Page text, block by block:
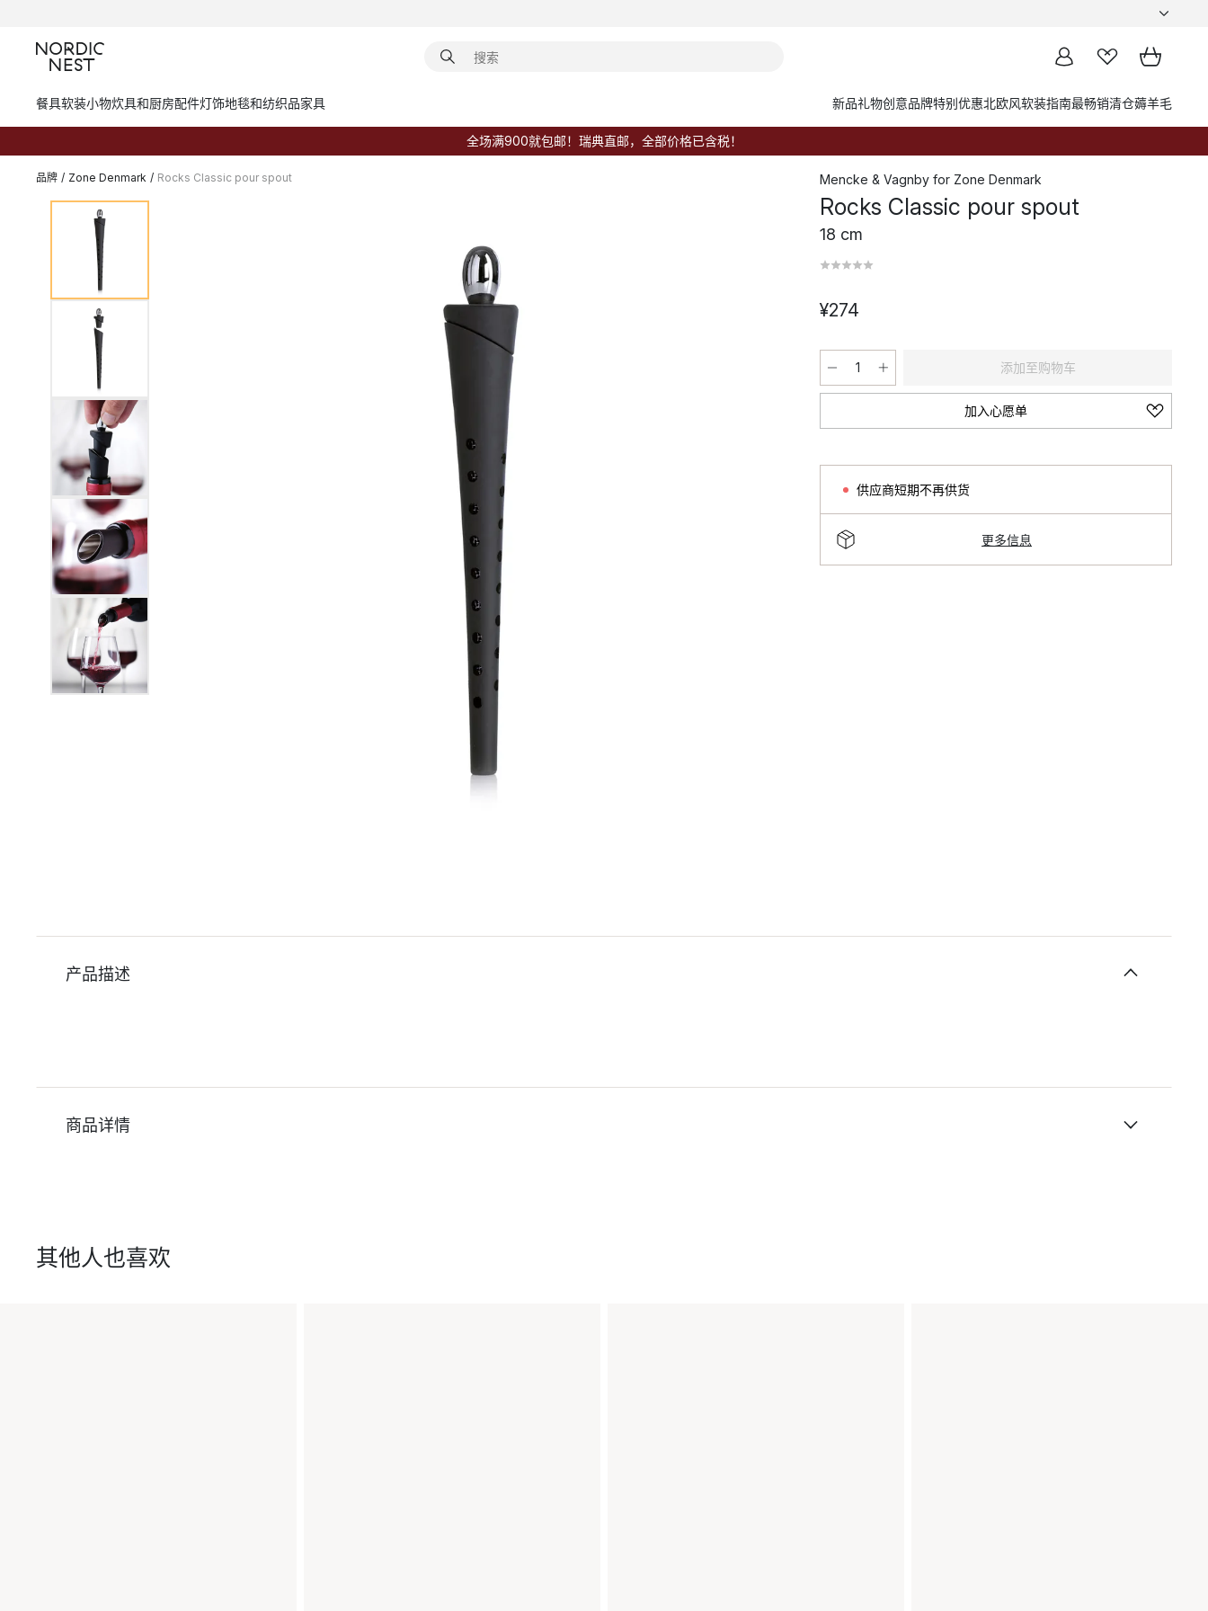
餐具软装小物炊具和厨房配件灯饰地毯和纺织品家具 新品礼物创意品牌特别优惠北欧风软装指南最畅销清仓薅羊毛
全场满900就包邮！瑞典直邮，全部价格已含税！
品牌 / Zone Denmark / Rocks Classic pour spout Mencke & Vagnby for Zone Denmark
Rocks Classic pour spout
18 cm
¥274
添加至购物车
加入心愿单
供应商短期不再供货
更多信息
产品描述
商品详情
其他人也喜欢